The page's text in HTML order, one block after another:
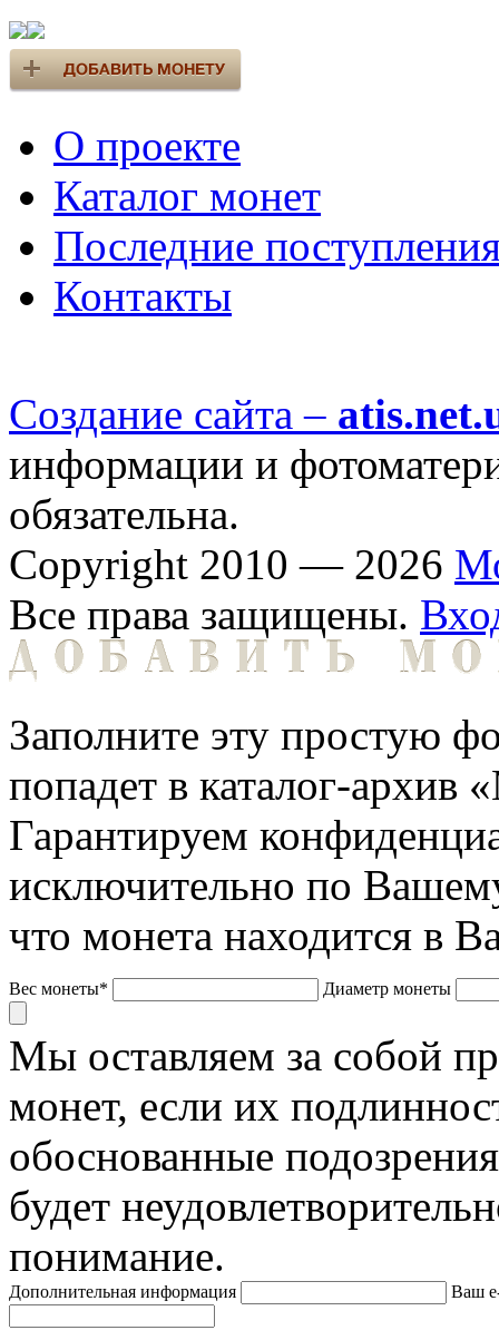
О проекте
Каталог монет
Последние
Контакты
Создание сайта –
информации и
обязательна.
Copyright 2010 — 2026
Все права защищены.
Заполните эту простую
попадет в каталог-архив
Гарантируем
исключительно по
что монета находится в
Вес монеты* Диаметр монеты
Мы оставляем за собой
монет, если их
обоснованные
будет
понимание.
Дополнительная информация Ваш